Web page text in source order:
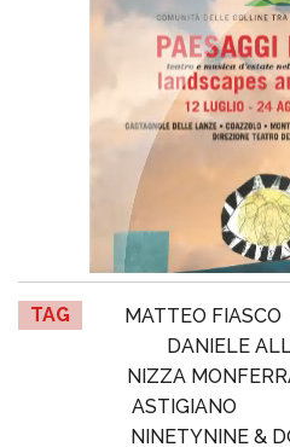
TAG MATTEO FIASCO
DANIELE
NIZZA
ASTIGIANO
NINETYNINE &